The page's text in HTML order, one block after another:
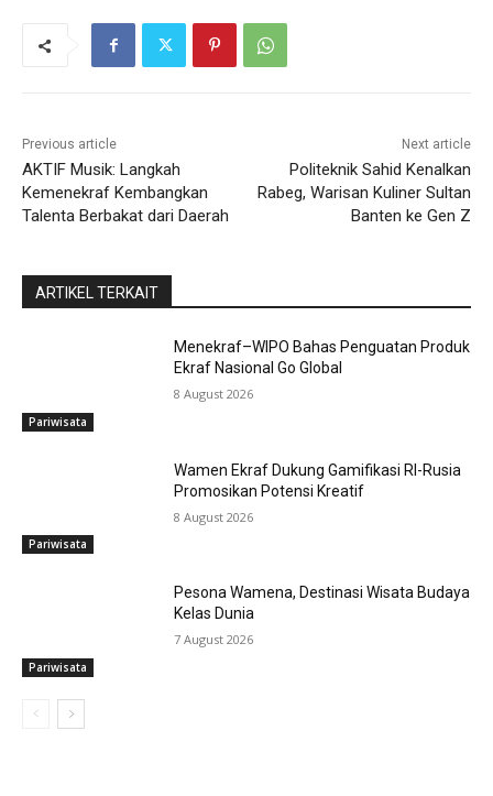
Previous article
AKTIF Musik: Langkah
Kemenekraf Kembangkan
Talenta Berbakat dari Daerah
Next article
Politeknik Sahid Kenalkan
Rabeg, Warisan Kuliner Sultan
Banten ke Gen Z
ARTIKEL TERKAIT
Pariwisata
Menekraf–WIPO Bahas Penguatan Produk
Ekraf Nasional Go Global
8 August 2026
Pariwisata
Wamen Ekraf Dukung Gamifikasi RI-Rusia
Promosikan Potensi Kreatif
8 August 2026
Pariwisata
Pesona Wamena, Destinasi Wisata Budaya
Kelas Dunia
7 August 2026